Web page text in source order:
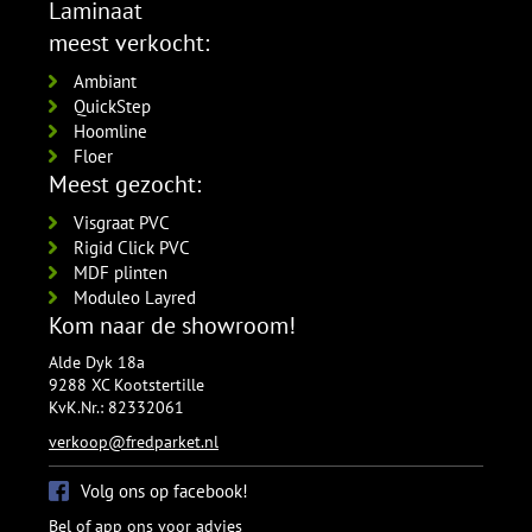
per lengte: 2.4 mm, € 21,95 p/st
Laminaat
meest verkocht:
Ambiant
QuickStep
Hoomline
Floer
Meest gezocht:
Visgraat PVC
Rigid Click PVC
MDF plinten
Moduleo Layred
Kom naar de showroom!
Alde Dyk 18a
9288 XC Kootstertille
KvK.Nr.: 82332061
verkoop@fredparket.nl
Volg ons op facebook!
Bel of app ons voor advies